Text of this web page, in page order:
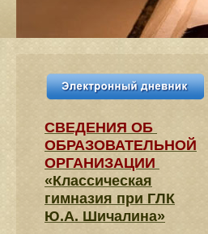
СВЕДЕНИЯ​ ОБ
ОБРАЗОВАТЕЛЬНОЙ
ОРГАНИЗАЦИИ
«Классическая
гимназия при ГЛК
Ю.А. Шичалина»